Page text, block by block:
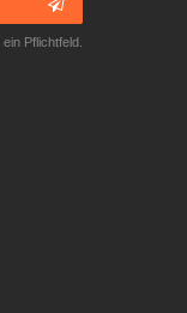
Pflichtfeld.